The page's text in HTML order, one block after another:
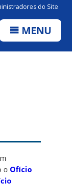
do Site
MENU
oOfício